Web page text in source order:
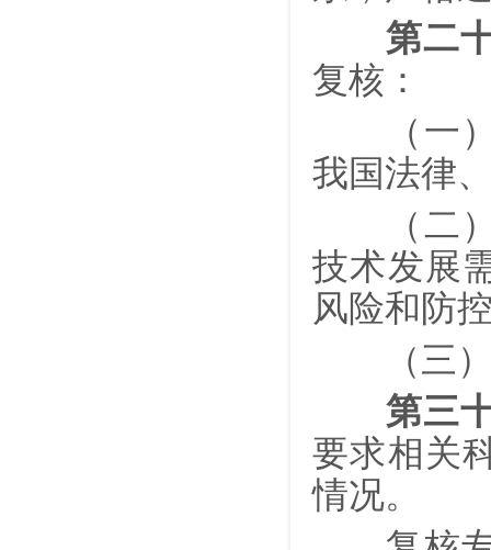
第二
复核：
（一）
我国法律
（二）
技术发展
风险和防
（三）
第三
要求相关
情况。